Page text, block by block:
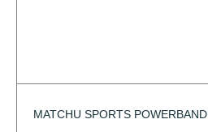
MATCHU SPORTS POWERBAND